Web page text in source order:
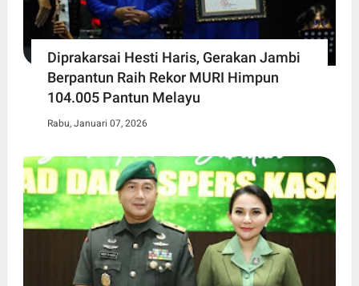
Diprakarsai Hesti Haris, Gerakan Jambi
Berpantun Raih Rekor MURI Himpun
104.005 Pantun Melayu
Rabu, Januari 07, 2026